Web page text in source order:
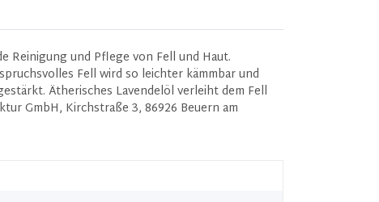
Reinigung und Pflege von Fell und Haut.
Fell wird so leichter kämmbar und
Ätherisches Lavendelöl verleiht dem Fell
GmbH, Kirchstraße 3, 86926 Beuern am